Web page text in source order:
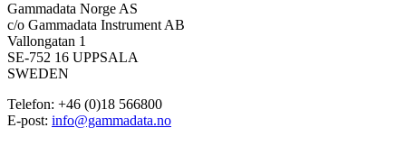
Gammadata Norge AS
c/o Gammadata Instrument AB
Vallongatan 1
SE-752 16 UPPSALA
SWEDEN
Telefon: +46 (0)18 566800
E-post: info@gammadata.no